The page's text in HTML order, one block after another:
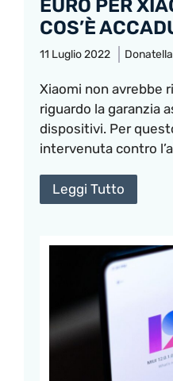
EURO PER
COS’È
11 Luglio 2022
Xiaomi non avrebbe
riguardo la garanzia
dispositivi. Per
intervenuta contro
Leggi Tutto